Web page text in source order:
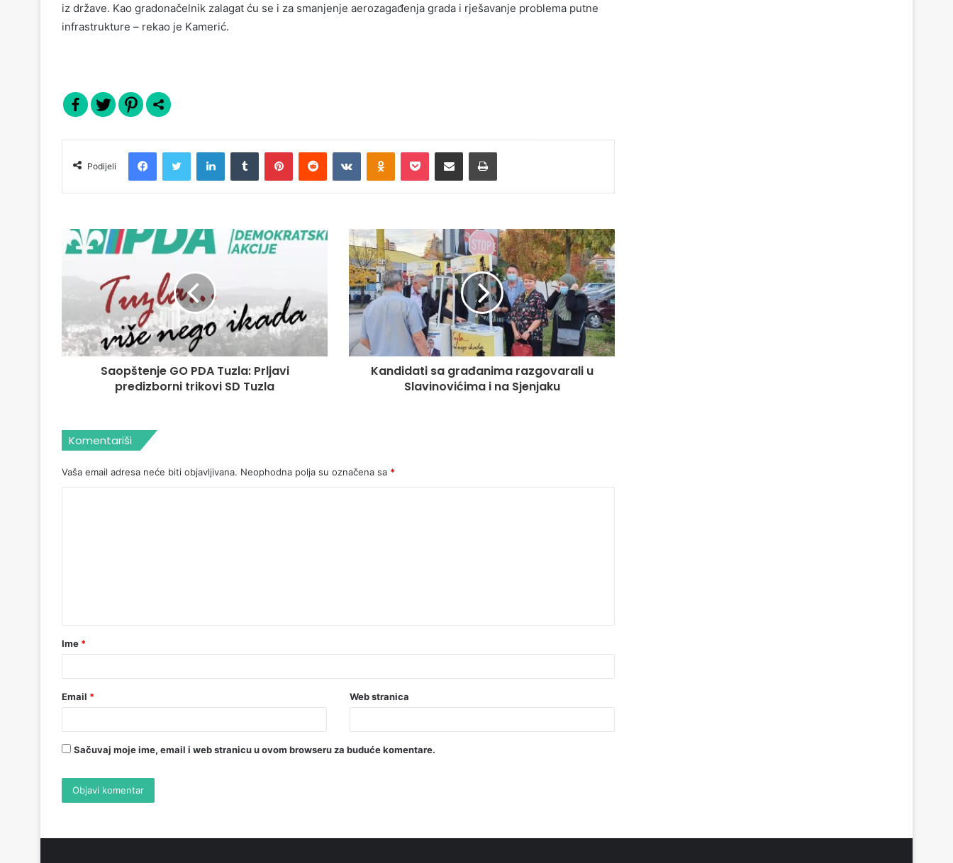
iz države. Kao gradonačelnik zalagat ću se i za smanjenje aerozagađenja grada i rješavanje problema putne
infrastrukture – rekao je Kamerić.
Podijeli
Saopštenje GO PDA Tuzla: Prljavi
predizborni trikovi SD Tuzla
Kandidati sa građanima razgovarali u
Slavinovićima i na Sjenjaku
Komentariši
Vaša email adresa neće biti objavljivana. Neophodna polja su označena sa *
Ime *
Email * Web stranica
Sačuvaj moje ime, email i web stranicu u ovom browseru za buduće komentare.